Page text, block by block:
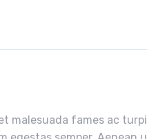
malesuada fames ac